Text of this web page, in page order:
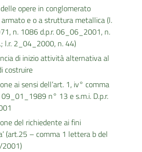
opere in conglomerato
e o a struttura metallica (l.
n. 1086 d.p.r. 06_06_2001, n.
l.r. 2_04_2000, n. 44)
di inizio attività alternativa al
costruire
ai sensi dell’art. 1, iv° comma
n° 13 e s.m.i. D.p.r.
del richiedente ai fini
(art.25 – comma 1 lettera b del
2001)